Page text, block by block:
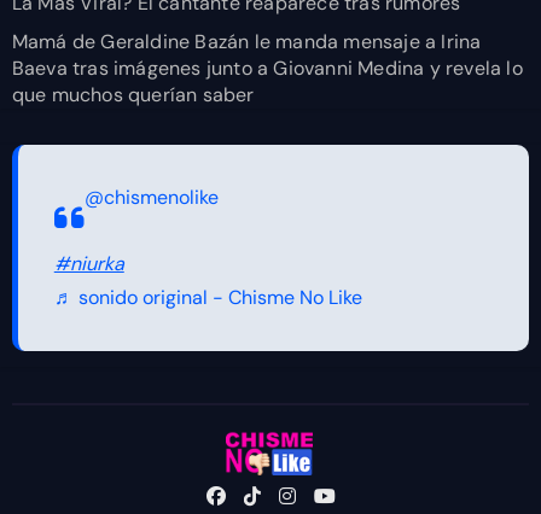
Mamá de Geraldine Bazán le manda mensaje a Irina
Baeva tras imágenes junto a Giovanni Medina y revela lo
que muchos querían saber
@chismenolike
#niurka
♬ sonido original - Chisme No Like